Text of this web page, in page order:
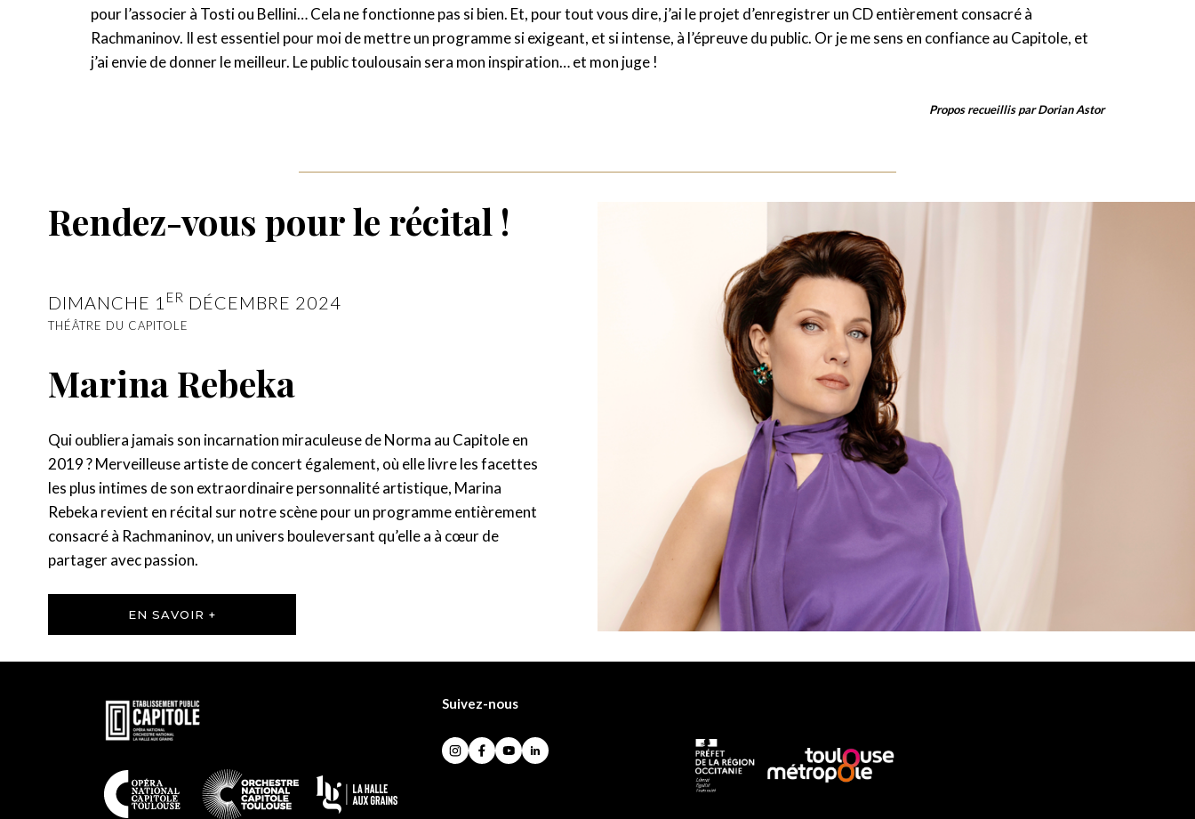
pour l’associer à Tosti ou Bellini… Cela ne fonctionne pas si bien. Et, pour tout vous dire, j’ai le projet d’enregistrer un CD entièrement consacré à
Rachmaninov. Il est essentiel pour moi de mettre un programme si exigeant, et si intense, à l’épreuve du public. Or je me sens en confiance au Capitole, et
j’ai envie de donner le meilleur. Le public toulousain sera mon inspiration… et mon juge !
Propos recueillis par Dorian Astor
Rendez-vous pour le récital !
DIMANCHE 1 ER DÉCEMBRE 2024
THÉÂTRE DU CAPITOLE
Marina Rebeka
Qui oubliera jamais son incarnation miraculeuse de Norma au Capitole en
2019 ? Merveilleuse artiste de concert également, où elle livre les facettes
les plus intimes de son extraordinaire personnalité artistique, Marina
Rebeka revient en récital sur notre scène pour un programme entièrement
consacré à Rachmaninov, un univers bouleversant qu’elle a à cœur de
partager avec passion.
EN SAVOIR +
En
savoir
Suivez-nous
Instagram
Facebook
YouTubeLinkedIn